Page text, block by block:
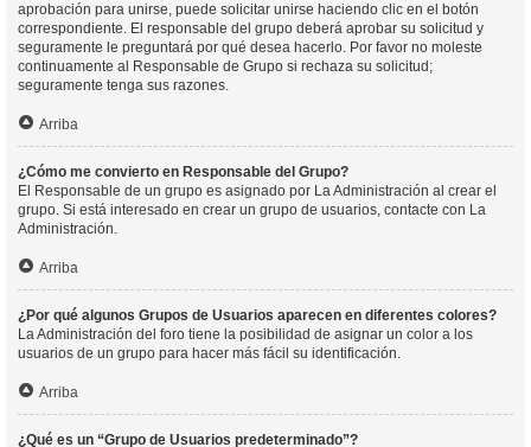
aprobación para unirse, puede solicitar unirse haciendo clic en el botón
correspondiente. El responsable del grupo deberá aprobar su solicitud y
seguramente le preguntará por qué desea hacerlo. Por favor no moleste
continuamente al Responsable de Grupo si rechaza su solicitud;
seguramente tenga sus razones.
Arriba
¿Cómo me convierto en Responsable del Grupo?
El Responsable de un grupo es asignado por La Administración al crear el
grupo. Si está interesado en crear un grupo de usuarios, contacte con La
Administración.
Arriba
¿Por qué algunos Grupos de Usuarios aparecen en diferentes colores?
La Administración del foro tiene la posibilidad de asignar un color a los
usuarios de un grupo para hacer más fácil su identificación.
Arriba
¿Qué es un “Grupo de Usuarios predeterminado”?